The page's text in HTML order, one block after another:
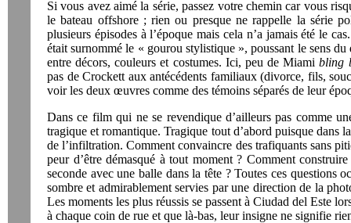
Si vous avez aimé la série, passez votre chemin car vous
le bateau offshore ; rien ou presque ne rappelle la série
plusieurs épisodes à l’époque mais cela n’a jamais été le
était surnommé le « gourou stylistique », poussant le sens
entre décors, couleurs et costumes. Ici, peu de Miamibling
pas de Crockett aux antécédents familiaux (divorce, fils,
voir les deux œuvres comme des témoins séparés de leur
Dans ce film qui ne se revendique d’ailleurs pas comme
tragique et romantique. Tragique tout d’abord puisque dans
de l’infiltration. Comment convaincre des trafiquants sans
peur d’être démasqué à tout moment ? Comment
seconde avec une balle dans la tête ? Toutes ces questions
sombre et admirablement servies par une direction de la
Les moments les plus réussis se passent à Ciudad del Este
à chaque coin de rue et que là-bas, leur insigne ne signifie